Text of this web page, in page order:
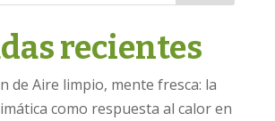
recientes
de Aire limpio, mente fresca: la
como respuesta al calor en